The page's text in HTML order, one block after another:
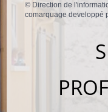
© Direction de
comarquage developpé